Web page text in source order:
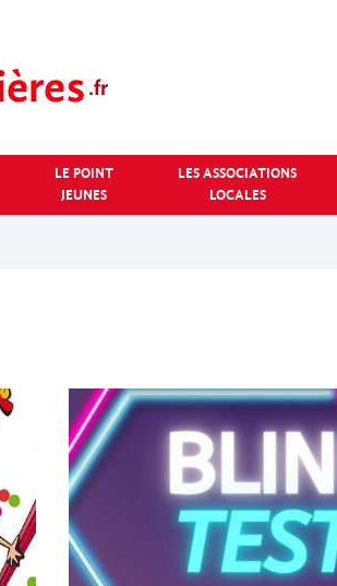
LE POINT
JEUNES
LES ASSOCIATIONS
LOCALES